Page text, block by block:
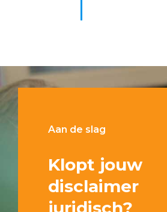
Aan de slag
Klopt jouw
disclaimer
juridisch?